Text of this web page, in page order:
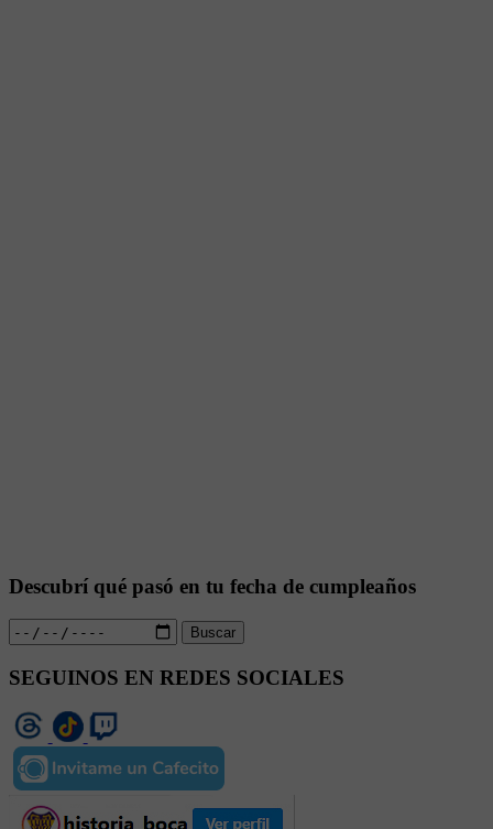
Descubrí qué pasó en tu fecha de cumpleaños
Buscar
SEGUINOS EN REDES SOCIALES